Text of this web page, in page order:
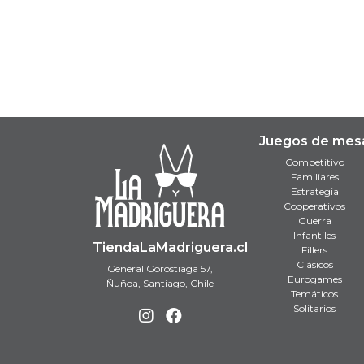
TiendaLaMadriguera.cl
General Gorostiaga 57,
Ñuñoa, Santiago, Chile
Juegos de
Competitivo
Familiares
Estrategia
Cooperativos
Guerra
Infantiles
Fillers
Clásicos
Eurogames
Temáticos
Solitarios